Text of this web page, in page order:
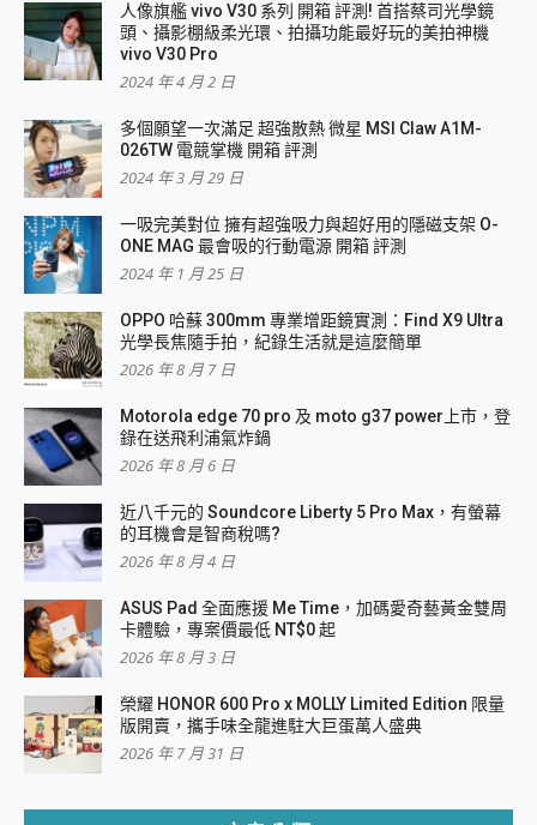
人像旗艦 vivo V30 系列 開箱 評測! 首搭蔡司光學鏡
頭、攝影棚級柔光環、拍攝功能最好玩的美拍神機
vivo V30 Pro
2024 年 4 月 2 日
多個願望一次滿足 超強散熱 微星 MSI Claw A1M-
026TW 電競掌機 開箱 評測
2024 年 3 月 29 日
一吸完美對位 擁有超強吸力與超好用的隱磁支架 O-
ONE MAG 最會吸的行動電源 開箱 評測
2024 年 1 月 25 日
OPPO 哈蘇 300mm 專業增距鏡實測：Find X9 Ultra
光學長焦隨手拍，紀錄生活就是這麼簡單
2026 年 8 月 7 日
Motorola edge 70 pro 及 moto g37 power上市，登
錄在送飛利浦氣炸鍋
2026 年 8 月 6 日
近八千元的 Soundcore Liberty 5 Pro Max，有螢幕
的耳機會是智商稅嗎?
2026 年 8 月 4 日
ASUS Pad 全面應援 Me Time，加碼愛奇藝黃金雙周
卡體驗，專案價最低 NT$0 起
2026 年 8 月 3 日
榮耀 HONOR 600 Pro x MOLLY Limited Edition 限量
版開賣，攜手味全龍進駐大巨蛋萬人盛典
2026 年 7 月 31 日